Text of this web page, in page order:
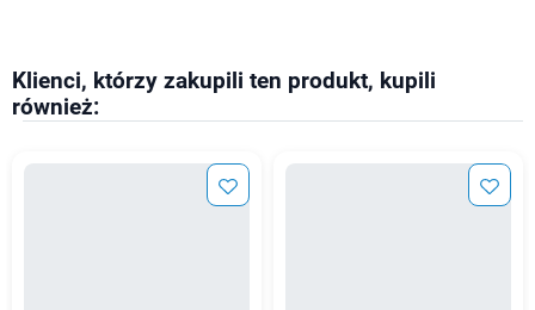
Klienci, którzy zakupili ten produkt, kupili
również: